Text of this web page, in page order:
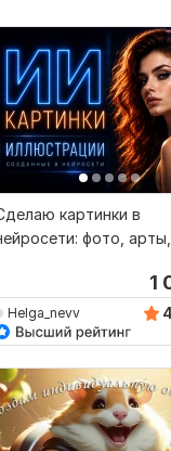
картинки в
фото, арты,
1
Helga_nevv